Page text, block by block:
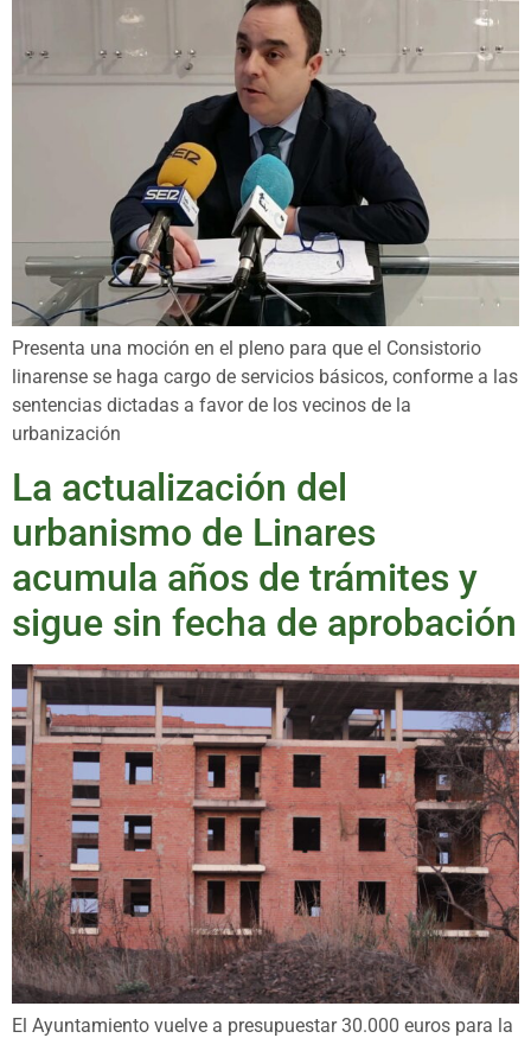
Presenta una moción en el pleno para que el Consistorio
linarense se haga cargo de servicios básicos, conforme a las
sentencias dictadas a favor de los vecinos de la
urbanización
La actualización del
urbanismo de Linares
acumula años de trámites y
sigue sin fecha de aprobación
El Ayuntamiento vuelve a presupuestar 30.000 euros para la